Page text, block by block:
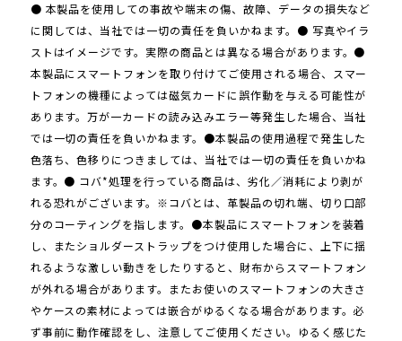
● 本製品を使用しての事故や端末の傷、故障、データの損失など
に関しては、当社では一切の責任を負いかねます。● 写真やイラ
ストはイメージです。実際の商品とは異なる場合があります。●
本製品にスマートフォンを取り付けてご使用される場合、スマー
トフォンの機種によっては磁気カードに誤作動を与える可能性が
あります。万が一カードの読み込みエラー等発生した場合、当社
では一切の責任を負いかねます。●本製品の使用過程で発生した
色落ち、色移りにつきましては、当社では一切の責任を負いかね
ます。● コバ*処理を行っている商品は、劣化／消耗により剥が
れる恐れがございます。※コバとは、革製品の切れ端、切り口部
分のコーティングを指します。●本製品にスマートフォンを装着
し、またショルダーストラップをつけ使用した場合に、上下に揺
れるような激しい動きをしたりすると、財布からスマートフォン
が外れる場合があります。またお使いのスマートフォンの大きさ
やケースの素材によっては嵌合がゆるくなる場合があります。必
ず事前に動作確認をし、注意してご使用ください。ゆるく感じた